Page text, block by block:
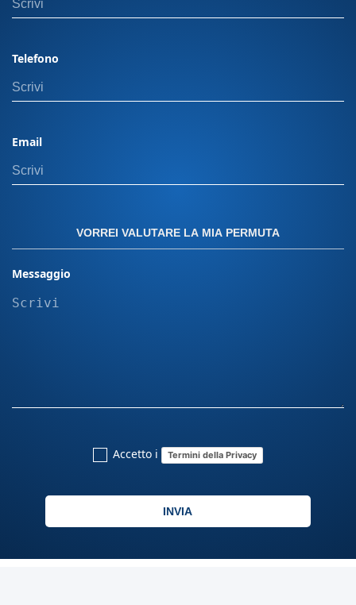
indicato esclude il passaggio di proprietà. In
proprietà può variare in base alla potenza del
veicolo e alla residenza dell’intestatario. Offerta
valida con finanziamento Panero plus. Per
Messa su strada più eventuali equipaggiamenti
aggiuntivi sull' auto non incluse devono essere
calcolate a parte. "Le immagini presenti sul sito
rappresentano quindi necessariamente il
prodotto finale o le versioni disponibili per
Telefono
Email
VORREI VALUTARE LA MIA PERMUTA
Messaggio
Accetto i Termini della Privacy
INVIA